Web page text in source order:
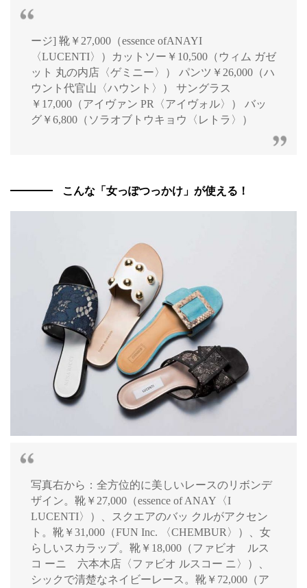
ージ] 靴￥27,000（essence ofANAYI
〈LUCENTI〉）カットソー￥10,500（ウィム ガゼ
ット 丸の内店〈ゲミニー〉） パンツ￥26,000（ハ
ウント代官山〈ハウント〉） サングラス
￥17,000（アイヴァン PR〈アイヴォル〉） バッ
グ￥6,800（ソラオブトウキョウ〈レトラ〉）
こんな「女っぽつっかけ」が使える！
写真右から：全方位的に美しいレースのリボンデ
ザイン。靴￥27,000（essence of ANAY〈I
LUCENTI〉）、スクエアのバッ クルがアクセン
ト。靴￥31,000（FUN Inc. 〈CHEMBUR〉）、女
らしいスカラップ。靴￥18,000（ファビオ ルス
コ ーニ 六本木店〈ファビオ ルスコー ニ〉）、
シックで清楚なネイビーレース。靴￥72,000（ア